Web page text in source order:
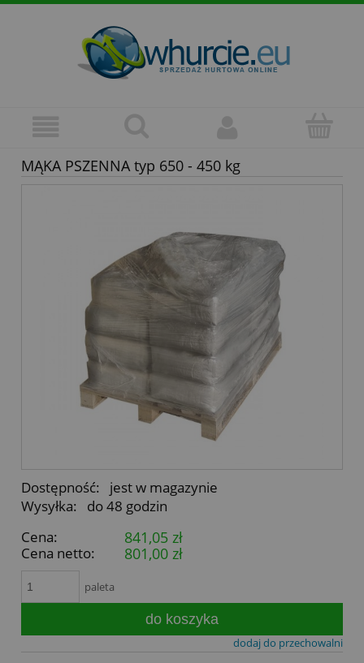
MĄKA PSZENNA typ 650 - 450 kg
Dostępność:
jest w magazynie
Wysyłka:
do 48 godzin
Cena:
841,05 zł
Cena netto: 801,00 zł
paleta
do koszyka
dodaj do przechowalni